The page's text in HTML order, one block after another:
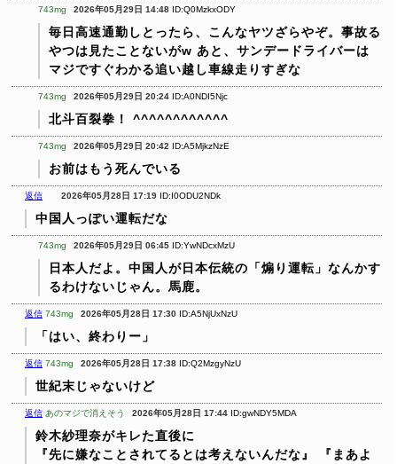
743mg 2026年05月29日 14:48 ID:Q0MzkxODY
毎日高速通勤しとったら、こんなヤツざらやぞ。事故る
やつは見たことないがw あと、サンデードライバーは
マジですぐわかる追い越し車線走りすぎな
743mg 2026年05月29日 20:24 ID:A0NDI5Njc
北斗百裂拳！ ^^^^^^^^^^^^
743mg 2026年05月29日 20:42 ID:A5MjkzNzE
お前はもう死んでいる
返信 2026年05月28日 17:19 ID:I0ODU2NDk
中国人っぽい運転だな
743mg 2026年05月29日 06:45 ID:YwNDcxMzU
日本人だよ。中国人が日本伝統の「煽り運転」なんかす
るわけないじゃん。馬鹿。
返信 743mg 2026年05月28日 17:30 ID:A5NjUxNzU
「はい、終わりー」
返信 743mg 2026年05月28日 17:38 ID:Q2MzgyNzU
世紀末じゃないけど
返信 あのマジで消えそう 2026年05月28日 17:44 ID:gwNDY5MDA
鈴木紗理奈がキレた直後に
『先に嫌なことされてるとは考えないんだな』
『まあよ